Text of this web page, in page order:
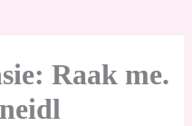
Raak me.